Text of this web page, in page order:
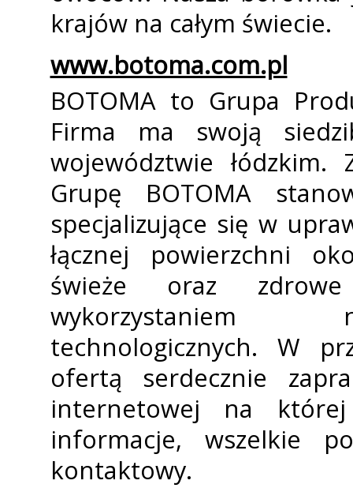
krajów na całym świecie.
www.botoma.com.pl
BOTOMA to Grupa
Firma ma swoją
województwie łódzkim.
Grupę BOTOMA
specjalizujące się w
łącznej powierzchni
świeże oraz
wykorzystaniem
technologicznych. W
ofertą serdecznie
internetowej na której
informacje, wszelkie
kontaktowy.